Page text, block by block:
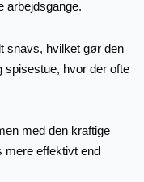
arbejdsgange.
snavs, hvilket gør den
hvor der ofte
med den kraftige
mere effektivt end